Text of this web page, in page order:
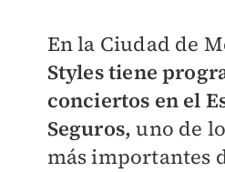
En la Ciudad de
Styles tiene
conciertos en el
Seguros, uno de
más importantes